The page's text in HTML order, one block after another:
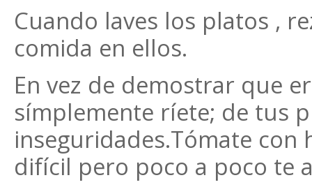
Cuando laves los platos ,
comida en ellos.
En vez de demostrar que
símplemente ríete; de tus
inseguridades.Tómate
difícil pero poco a poco te